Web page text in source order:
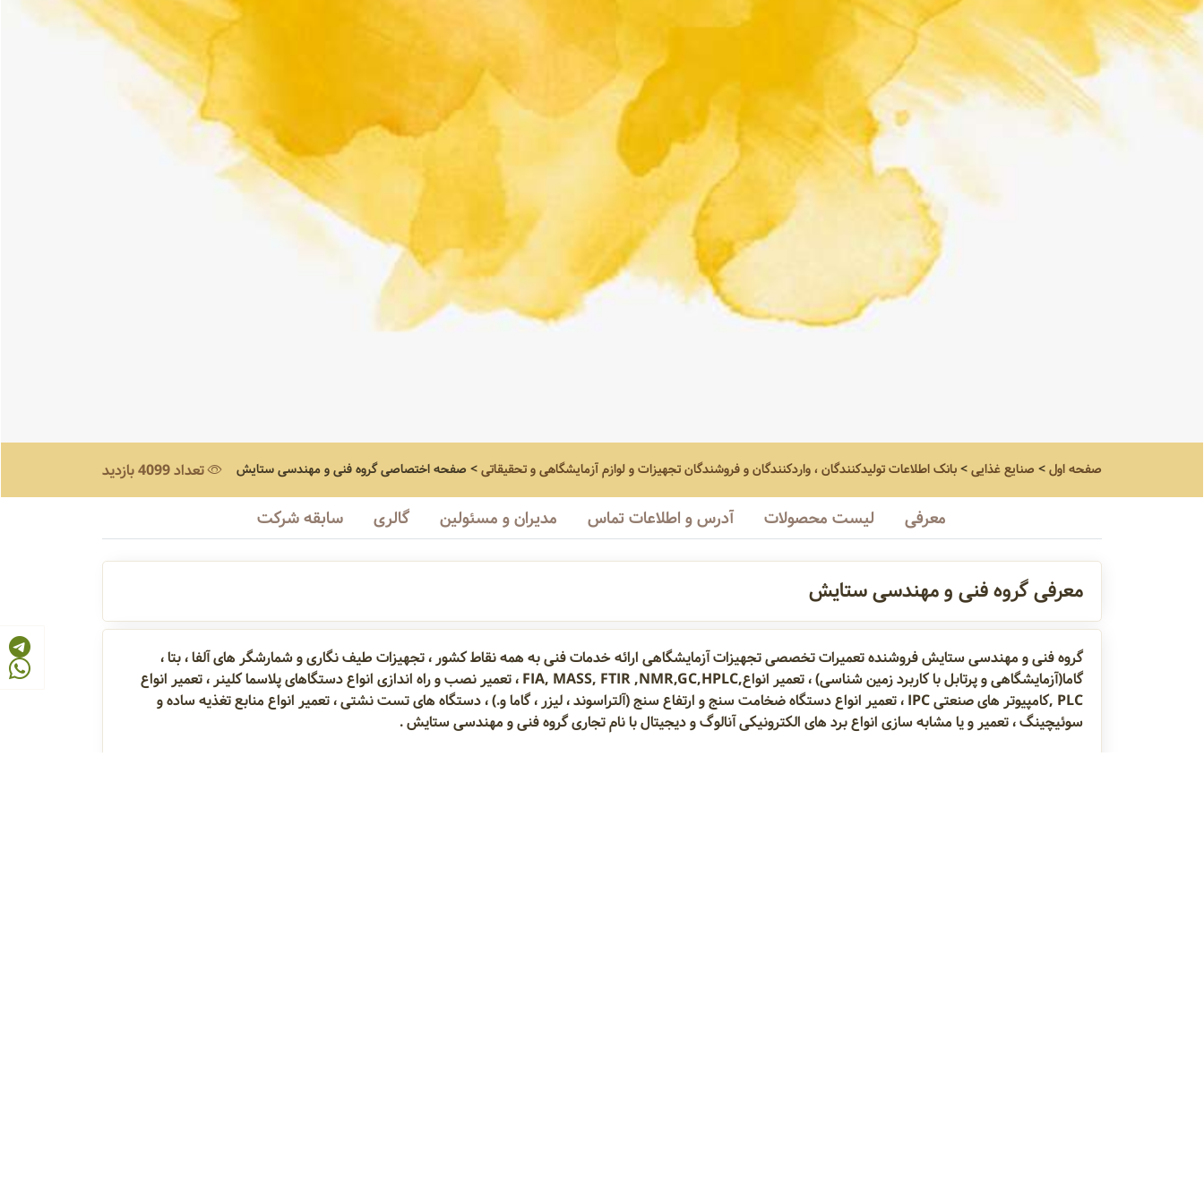
تعداد 4099 بازدید صفحه اول> صنایع غذایی>بانک اطلاعات تولیدکنندگان ، واردکنندگان و فروشندگان تجهیزات و لوازم آزمایشگاهی و تحقیقاتی> صفحه اختصاصیگروه فنی و مهندسی ستایش
معرفی لیست محصولات آدرس و اطلاعات تماس مدیران و مسئولین گالری سابقه شرکت
معرفی گروه فنی و مهندسی ستایش
گروه فنی و مهندسی ستایش فروشنده تعمیرات تخصصی تجهیزات آزمایشگاهی ارائه خدمات فنی به همه نقاط کشور ، تجهیزات طیف نگاری و شمارشگر های آلفا ، بتا ،
گاما(آزمایشگاهی و پرتابل با کاربرد زمین شناسی) ، تعمیر انواع,FIA, MASS, FTIR ,NMR,GC,HPLC ، تعمیر نصب و راه اندازی انواع دستگاهای پلاسما کلینر ، تعمیر انواع
PLC ,کامپیوتر های صنعتی IPC ، تعمیر انواع دستگاه ضخامت سنج و ارتفاع سنج (آلتراسوند ، لیزر ، گاما و.) ، دستگاه های تست نشتی ، تعمیر انواع منابع تغذیه ساده و
سوئیچینگ ، تعمیر و یا مشابه سازی انواع برد های الکترونیکی آنالوگ و دیجیتال با نام تجاری گروه فنی و مهندسی ستایش .